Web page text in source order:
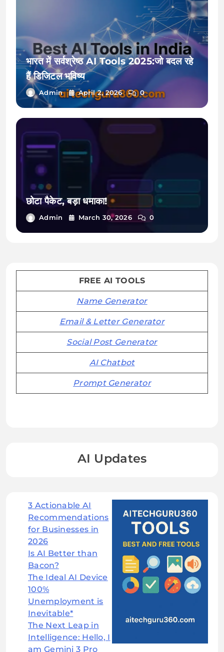
भारत में सर्वश्रेष्ठ AI Tools 2025:जो बदल रहे
हैं डिजिटल भविष्य
Admin April 2, 2026 0
छोटा पैकेट, बड़ा धमाका!
Admin March 30, 2026 0
FREE AI TOOLS
Name Generator
Email & Letter Generator
Social Post Generator
AI Chatbot
Prompt Generator
AI Updates
3 Actionable AI
Recommendations
for Businesses in
2026
Is AI Better than
Bacon?
The Ideal AI Device
100%
Unemployment is
Inevitable*
The Next Leap in
Intelligence: Hello, I
am Gemini 3 Pro